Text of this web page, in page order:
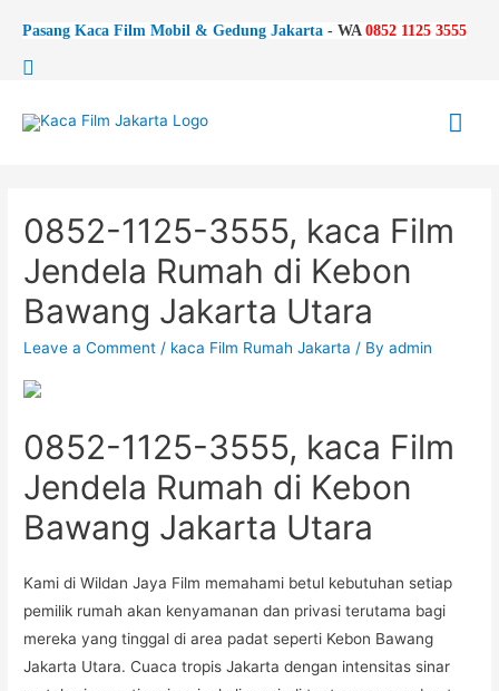
Pasang Kaca Film Mobil & Gedung Jakarta - WA 0852 1125 3555
Search
0852-1125-3555, kaca Film
Jendela Rumah di Kebon
Bawang Jakarta Utara
Leave a Comment / kaca Film Rumah Jakarta / Byadmin
0852-1125-3555, kaca Film
Jendela Rumah di Kebon
Bawang Jakarta Utara
Kami di Wildan Jaya Film memahami betul kebutuhan setiap
pemilik rumah akan kenyamanan dan privasi terutama bagi
mereka yang tinggal di area padat seperti Kebon Bawang
Jakarta Utara. Cuaca tropis Jakarta dengan intensitas sinar